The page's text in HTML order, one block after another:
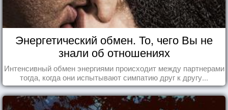
Энергетический обмен. То, чего Вы не
знали об отношениях
Интенсивный обмен энергиями происходит между партнерами
тогда, когда они испытывают симпатию друг к другу...